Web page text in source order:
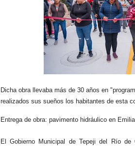
Dicha obra llevaba más de 30 años en
realizados sus sueños los habitantes de esta
Entrega de obra: pavimento hidráulico en
El Gobierno Municipal de Tepeji del Río